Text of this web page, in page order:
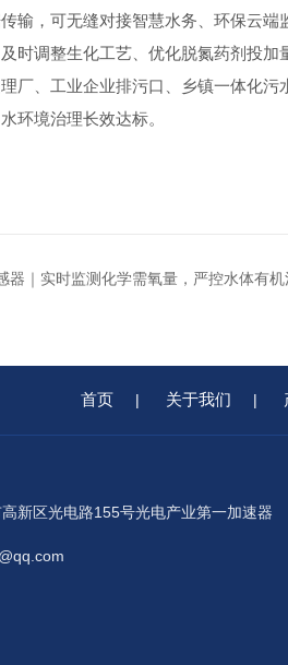
输，可无缝对接智慧水务、环保云
时调整生化工艺、优化脱氮药剂投
厂、工业企业排污口、乡镇一体化
环境治理长效达标。
器｜实时监测化学需氧量，严控水体有
首页 | 关于我们 |
新区光电路155号光电产业第一加速器